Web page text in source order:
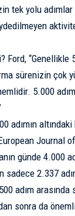
tek yolu
Ford, “Genellikle
sürenizin çok
5.000
adımın
Journal
günde 4.000
sadece 2.337
adım
sonra da